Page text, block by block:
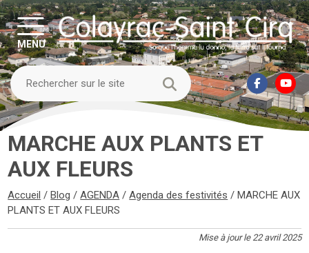
MENU
MARCHE AUX PLANTS ET
AUX FLEURS
Accueil /Blog /AGENDA /Agenda des festivités /MARCHE AUX
PLANTS ET AUX FLEURS
Mise à jour le 22 avril 2025